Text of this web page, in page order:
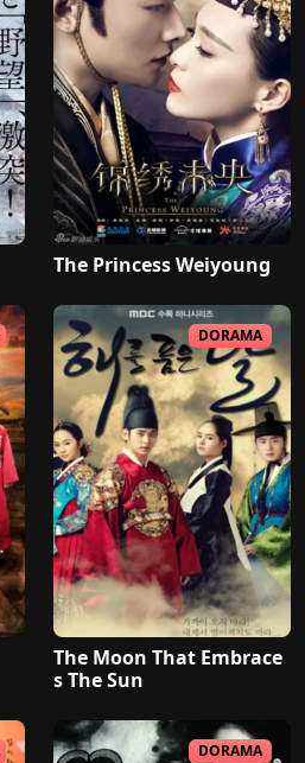
The Princess Weiyoung
DORAMA
The Moon That Embrace
s The Sun
DORAMA